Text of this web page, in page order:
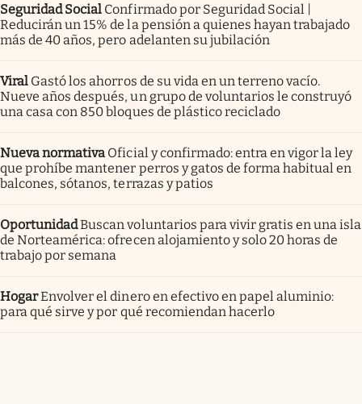
Seguridad Social Confirmado por Seguridad Social |
Reducirán un 15% de la pensión a quienes hayan trabajado
más de 40 años, pero adelanten su jubilación
Viral Gastó los ahorros de su vida en un terreno vacío.
Nueve años después, un grupo de voluntarios le construyó
una casa con 850 bloques de plástico reciclado
Nueva normativa Oficial y confirmado: entra en vigor la ley
que prohíbe mantener perros y gatos de forma habitual en
balcones, sótanos, terrazas y patios
OportunidadBuscan voluntarios para vivir gratis en una isla
de Norteamérica: ofrecen alojamiento y solo 20 horas de
trabajo por semana
HogarEnvolver el dinero en efectivo en papel aluminio:
para qué sirve y por qué recomiendan hacerlo